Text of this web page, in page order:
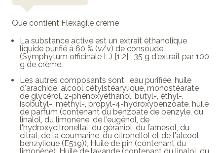
Que contient Flexagile crème
La substance active est un extrait éthanolique
liquide purifié à 60 % (v/v) de consoude
(Symphytum officinale L.) [1:2] ; 35 g d'extrait par 100
g de crème.
Les autres composants sont : eau purifiée, huile
d'arachide, alcool cétylstéarylique, monostéarate
de glycérol, 2-phénoxyéthanol, butyl-, éthyl-,
isobutyl-, méthyl-, propyl-4-hydroxybenzoate, huile
de parfum (contenant du benzoate de benzyle, du
linalol, du limonène, de l'eugénol, de
l'hydroxycitronellal, du géraniol, du farnesol, du
citral, de la coumarine, du citronellol et de l'alcool
benzylique (E519)), Huile de pin (contenant du
limonène), Huile de lavande (contenant du linalol, du